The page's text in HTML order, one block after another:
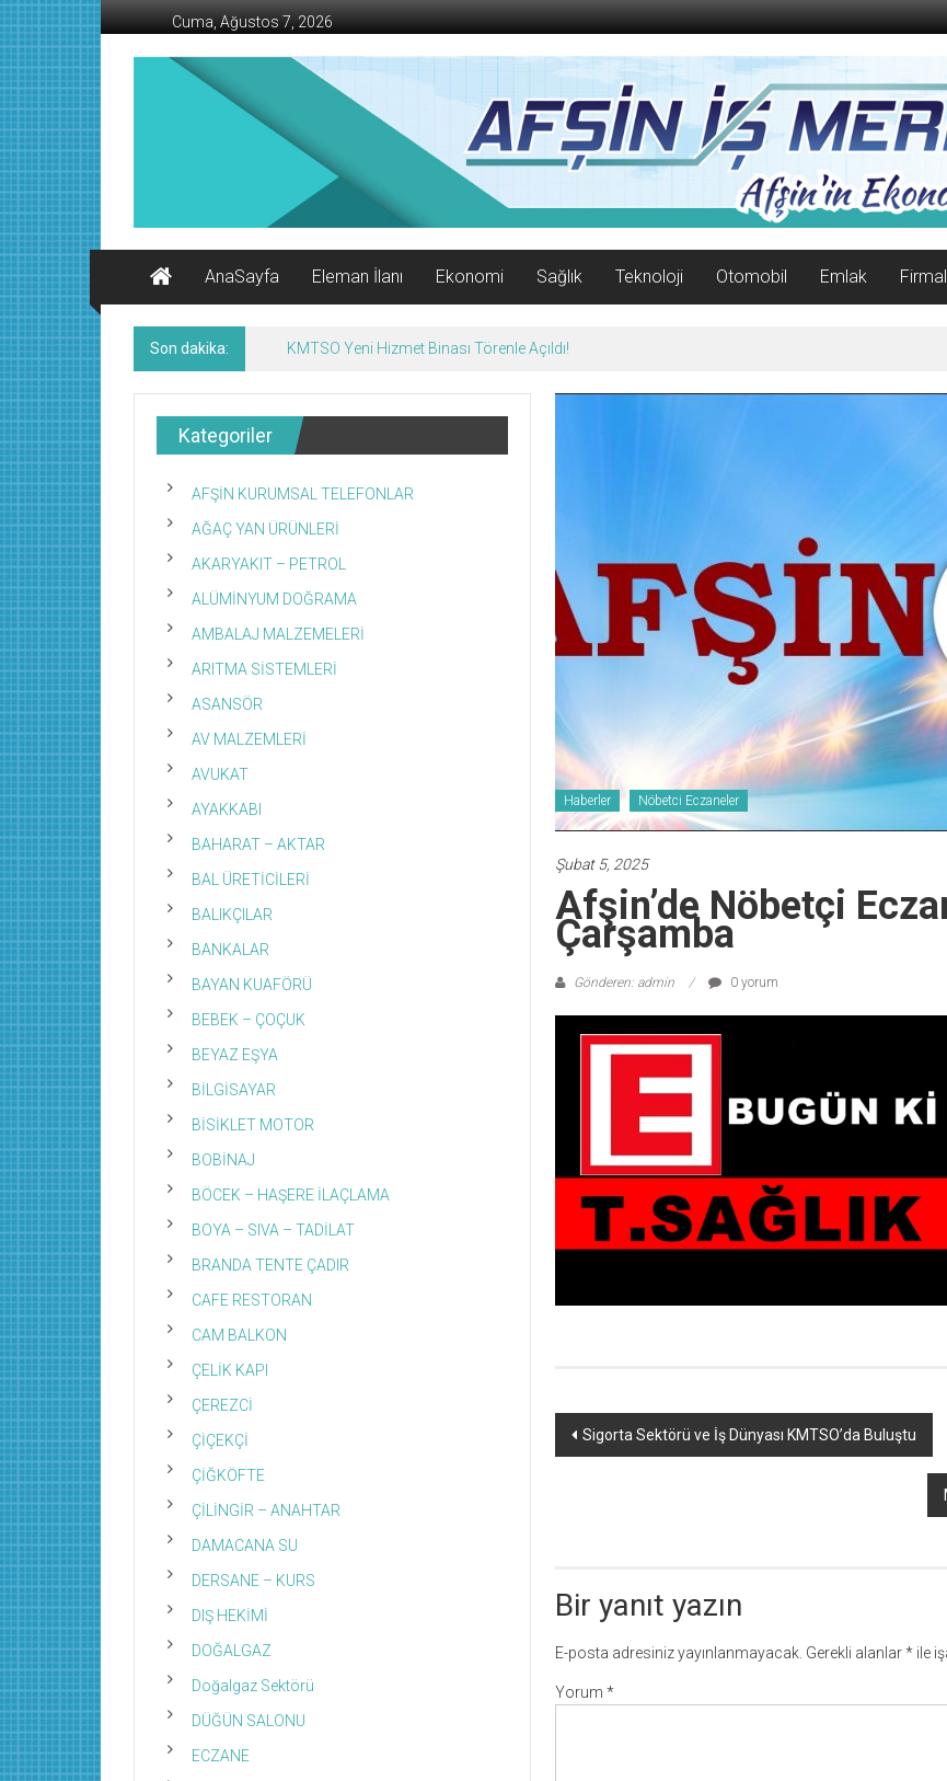
İçeriğe
geç
Cuma, Ağustos 7, 2026
AFŞİN
Ekonomi
Kanalı
AnaSayfa
Eleman İlanı Ekonomi Sağlık Teknoloji Otomobil Emlak
Son dakika: KMTSO Yeni Hizmet Binası Törenle Açıldı!
Haberler Nöbetci Eczaneler
Şubat 5, 2025
Afşin’de Nöbetçi
Çarşamba
Gönderen: admin 0 yorum
Yazı
Sigorta Sektörü ve İş Dünyası KMTSO’da Buluştu
Bir yanıt yazın
E-posta adresiniz yayınlanmayacak. Gerekli alanlar* ile
Yorum *
Kategoriler
AFŞİN KURUMSAL TELEFONLAR
AĞAÇ YAN ÜRÜNLERİ
AKARYAKIT – PETROL
ALÜMİNYUM DOĞRAMA
AMBALAJ MALZEMELERİ
ARITMA SİSTEMLERİ
ASANSÖR
AV MALZEMLERİ
AVUKAT
AYAKKABI
BAHARAT – AKTAR
BAL ÜRETİCİLERİ
BALIKÇILAR
BANKALAR
BAYAN KUAFÖRÜ
BEBEK – ÇOÇUK
BEYAZ EŞYA
BİLGİSAYAR
BİSİKLET MOTOR
BOBİNAJ
BÖCEK – HAŞERE İLAÇLAMA
BOYA – SIVA – TADİLAT
BRANDA TENTE ÇADIR
CAFE RESTORAN
CAM BALKON
ÇELİK KAPI
ÇEREZCİ
ÇİÇEKÇİ
ÇİĞKÖFTE
ÇİLİNGİR – ANAHTAR
DAMACANA SU
DERSANE – KURS
DIŞ HEKİMİ
DOĞALGAZ
Doğalgaz Sektörü
DÜĞÜN SALONU
ECZANE